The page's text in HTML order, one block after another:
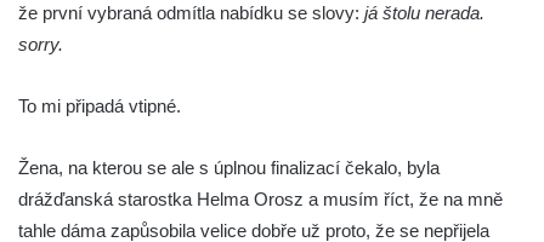
že první vybraná odmítla nabídku se slovy: já štolu nerada.
sorry.
To mi připadá vtipné.
Žena, na kterou se ale s úplnou finalizací čekalo, byla
drážďanská starostka Helma Orosz a musím říct, že na mně
tahle dáma zapůsobila velice dobře už proto, že se nepřijela